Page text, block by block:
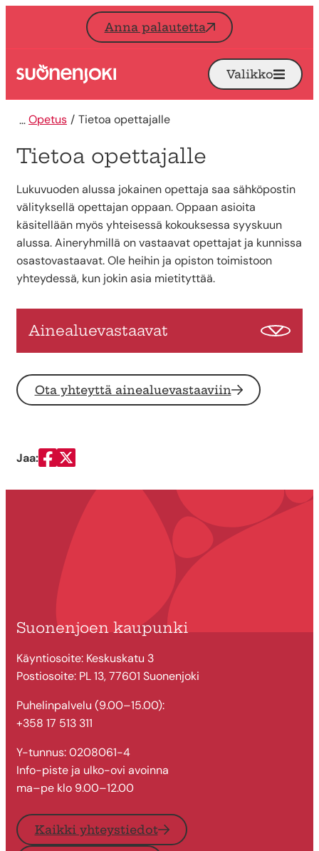
Siirry sisältöön
Anna palautetta
Etusivu Avaa
Valikko
Opetus Tietoa opettajalle
Tietoa opettajalle
Lukuvuoden alussa jokainen opettaja saa sähköpostin
välityksellä opettajan oppaan. Oppaan asioita
käsitellään myös yhteisessä kokouksessa syyskuun
alussa. Aineryhmillä on vastaavat opettajat ja kunnissa
osastovastaavat. Ole heihin ja opiston toimistoon
yhteydessä, kun jokin asia mietityttää.
Ainealuevastaavat
Ota yhteyttä ainealuevastaaviin
Jaa:
Jaa Facebookissa
Jaa Twitterissä
Suonenjoen kaupunki
Käyntiosoite: Keskuskatu 3
Postiosoite: PL 13, 77601 Suonenjoki
Puhelinpalvelu (9.00–15.00):
+358 17 513 311
Y-tunnus: 0208061-4
Info-piste ja ulko-ovi avoinna
ma–pe klo 9.00–12.00
Kaikki yhteystiedot